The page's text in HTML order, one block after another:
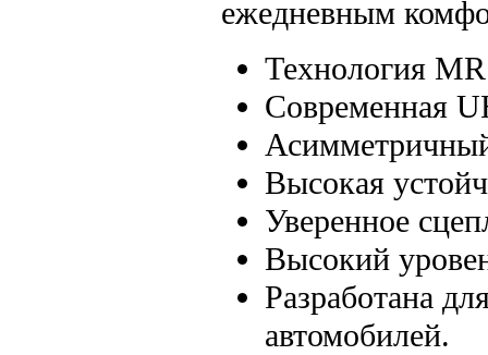
ежедневным
Технология
Современная
Высокая
Уверенное
Высокий
Разработана
автомобилей.